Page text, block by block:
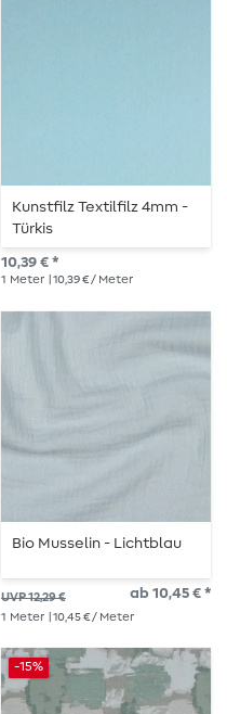
Kunstfilz Textilfilz 4mm -
Türkis
10,39 € *
1 Meter | 10,39 € / Meter
Bio Musselin - Lichtblau
UVP 12,29 € ab 10,45 € *
1 Meter | 10,45 € / Meter
-15%